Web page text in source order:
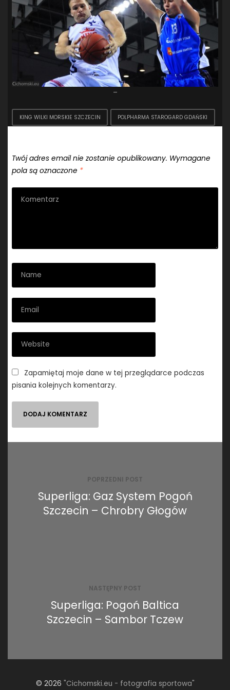
–
KING WILKI MORSKIE SZCZECIN POLPHARMA STAROGARD GDAŃSKI
Twój adres email nie zostanie opublikowany. Wymagane
pola są oznaczone *
Zapamiętaj moje dane w tej przeglądarce podczas
pisania kolejnych komentarzy.
POPRZEDNI POST
Superliga: Gaz System Pogoń
Szczecin – Chrobry Głogów
NASTĘPNY POST
Superliga: Pogoń Baltica
Szczecin – Sambor Tczew
© 2026 "Cichomski.eu - fotografia sportowa"